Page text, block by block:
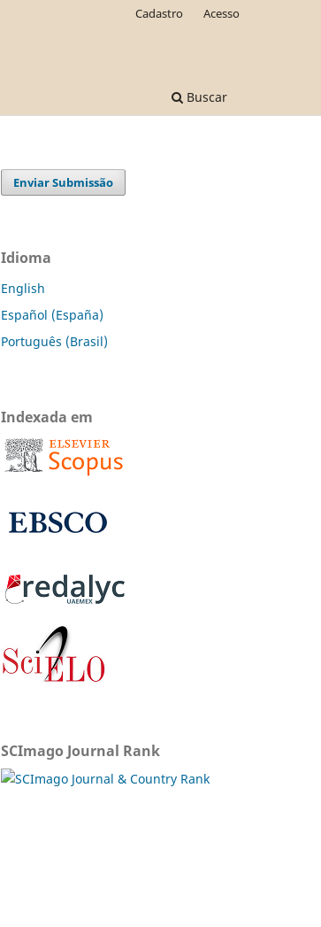
Buscar
Cadastro Acesso
Enviar Submissão
Idioma
English
Español (España)
Português (Brasil)
Indexada em
SCImago Journal Rank